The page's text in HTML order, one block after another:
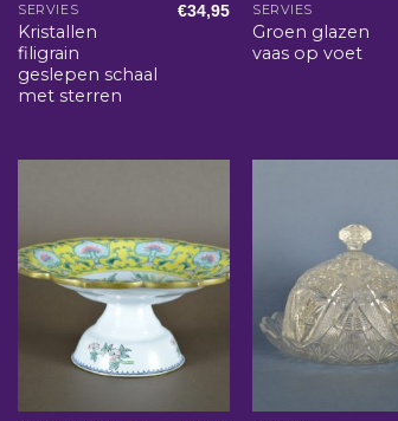
SERVIES
Kristallen
filigrain
geslepen schaal
met sterren
€34,95 SERVIES
Groen glazen
vaas op voet